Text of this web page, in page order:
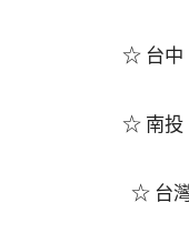
☆ 台中
☆ 南投
☆ 台